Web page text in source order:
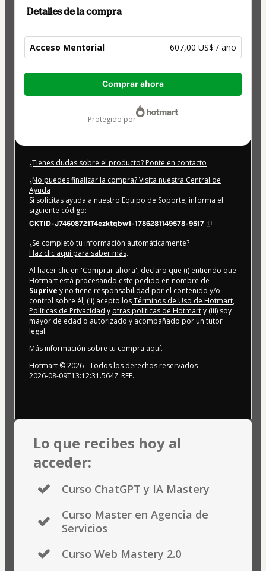
Detalles de la compra
Acceso Mentorial 607,00 US$ / año
Total
607,00 US$
Comprar ahora
protegido por
¿Tienes dudas sobre el producto? Ponte en contacto
¿No puedes finalizar la compra? Visita nuestra Central de
Ayuda
Si solicitas ayuda a nuestro Equipo de Soporte, informa el
siguiente código:
CKTID-J74608721T4ezktqbw1-1786281149578-9517
¿Se completó tu información automáticamente?
Haz clic aquí para saber más.
Al hacer clic en 'Comprar ahora', declaro que (i) entiendo que
Hotmart está procesando este pedido en nombre de
Suprive y no tiene responsabilidad por el contenido y/o
control sobre él; (ii) acepto losTérminos de Uso de Hotmart,
Políticas de Privacidad y otras políticas de Hotmarty (iii) soy
mayor de edad o autorizado y acompañado por un tutor
legal.
Más información sobre tu compra aquí.
Hotmart ©2026- Todos los derechos reservados
2026-08-09T13:12:31.564Z REF.
Lo que recibes hoy al
acceder:
Curso ChatGPT y IA Mastery
Curso Master en Agencia de
Servicios
Curso Web Mastery 2.0